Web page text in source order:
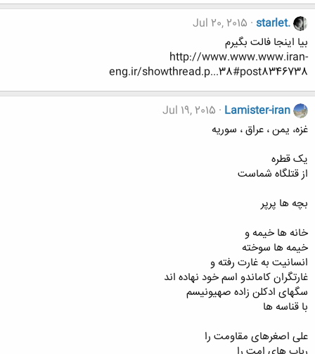
starlet.
Jul 20, 2015
بیا اینجا فالت بگیرم
http://www.www.www.iran-
eng.ir/showthread.p...38#post8346738
Lamister-iran
Jul 19, 2015
غزه، يمن ، عراق ، سوريه
یک قطره
از قتلگاه شماست
بچه ها پرپر
خانه ها خیمه و
خیمه ها سوخته
انسانیت به غارت رفته و
غارتگران کاماندو اسم خود نهاده اند
سگهای ادکلن زاده صهیونیسم
با قناسه ها
علی اصغرهای مقاومت را